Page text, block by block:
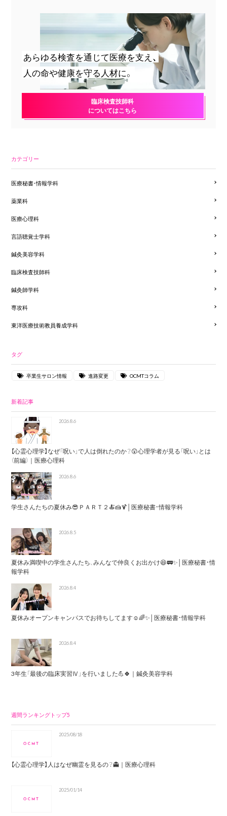
あらゆる検査を通じて医療を支え、
人の命や健康を守る人材に。
臨床検査技師科
についてはこちら
カテゴリー
医療秘書・情報学科
薬業科
医療心理科
言語聴覚士学科
鍼灸美容学科
臨床検査技師科
鍼灸師学科
専攻科
東洋医療技術教員養成学科
タグ
卒業生サロン情報 進路変更 OCMTコラム
新着記事
2026.8.6
【心霊心理学】なぜ「呪い」で人は倒れたのか？😲心理学者が見る「呪い」とは
（前編）｜医療心理科
2026.8.6
学生さんたちの夏休み😎ＰＡＲＴ２🍝🍰🍹│医療秘書・情報学科
2026.8.5
夏休み満喫中の学生さんたち、みんなで仲良くお出かけ😆🚃✨│医療秘書・情
報学科
2026.8.4
夏休みオープンキャンパスでお待ちしてます☺️🌈✨│医療秘書・情報学科
2026.8.4
3年生「最後の臨床実習Ⅳ」を行いました💪🍀｜鍼灸美容学科
週間ランキングトップ5
2025/08/18
【心霊心理学】人はなぜ幽霊を見るの？👻｜医療心理科
2025/01/14